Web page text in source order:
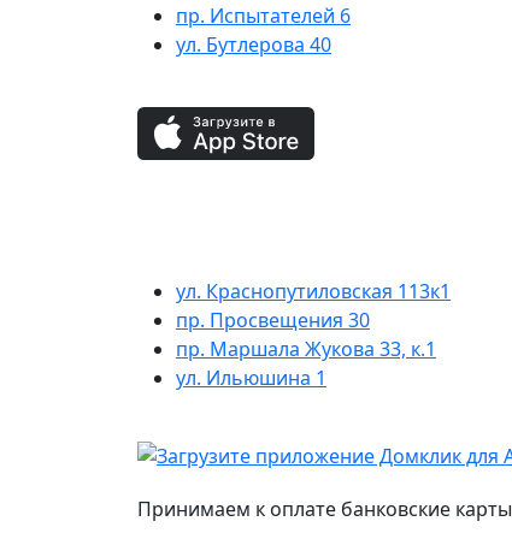
пр. Испытателей 6
ул. Бутлерова 40
ул. Краснопутиловская 113к1
пр. Просвещения 30
пр. Маршала Жукова 33, к.1
ул. Ильюшина 1
Принимаем к оплате банковские карты